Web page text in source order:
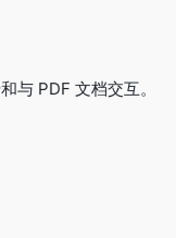
与 PDF 文档交互。